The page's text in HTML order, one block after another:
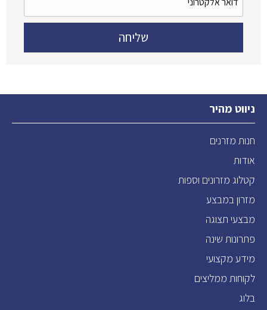
ניווט מהיר
חנות מזרנים
אודות
קטלוג מזרונים וספות
מזרון במבצע
מבצעי תצוגה
פתרונות שינה
מידע מקצועי
לקוחות ממליצים
בלוג